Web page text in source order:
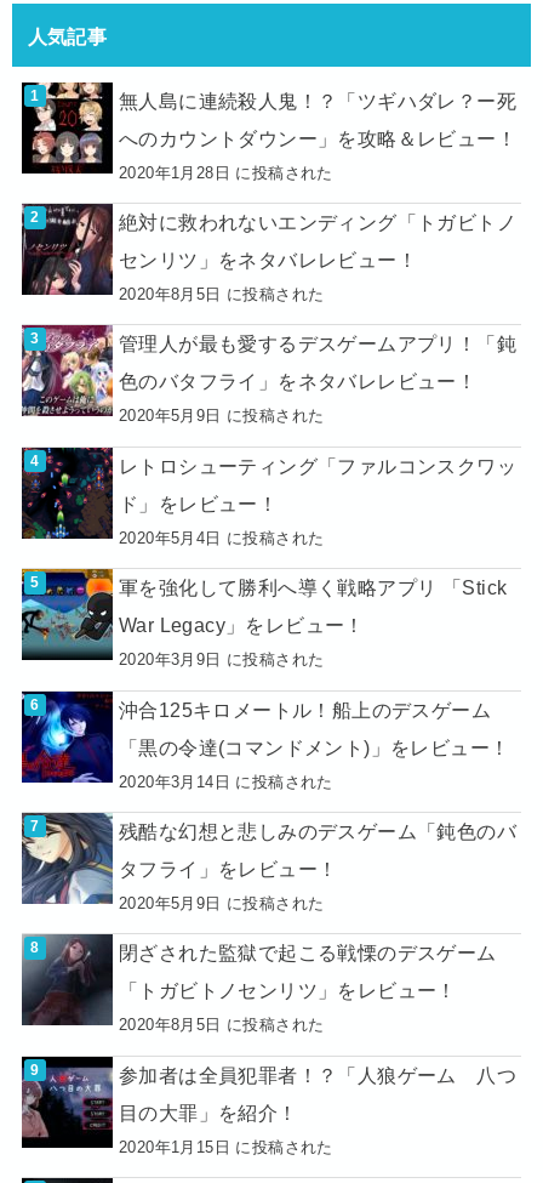
人気記事
無人島に連続殺人鬼！？「ツギハダレ？ー死
へのカウントダウンー」を攻略＆レビュー！
2020年1月28日 に投稿された
絶対に救われないエンディング「トガビトノ
センリツ」をネタバレレビュー！
2020年8月5日 に投稿された
管理人が最も愛するデスゲームアプリ！「鈍
色のバタフライ」をネタバレレビュー！
2020年5月9日 に投稿された
レトロシューティング「ファルコンスクワッ
ド」をレビュー！
2020年5月4日 に投稿された
軍を強化して勝利へ導く戦略アプリ 「Stick
War Legacy」をレビュー！
2020年3月9日 に投稿された
沖合125キロメートル！船上のデスゲーム
「黒の令達(コマンドメント)」をレビュー！
2020年3月14日 に投稿された
残酷な幻想と悲しみのデスゲーム「鈍色のバ
タフライ」をレビュー！
2020年5月9日 に投稿された
閉ざされた監獄で起こる戦慄のデスゲーム
「トガビトノセンリツ」をレビュー！
2020年8月5日 に投稿された
参加者は全員犯罪者！？「人狼ゲーム 八つ
目の大罪」を紹介！
2020年1月15日 に投稿された